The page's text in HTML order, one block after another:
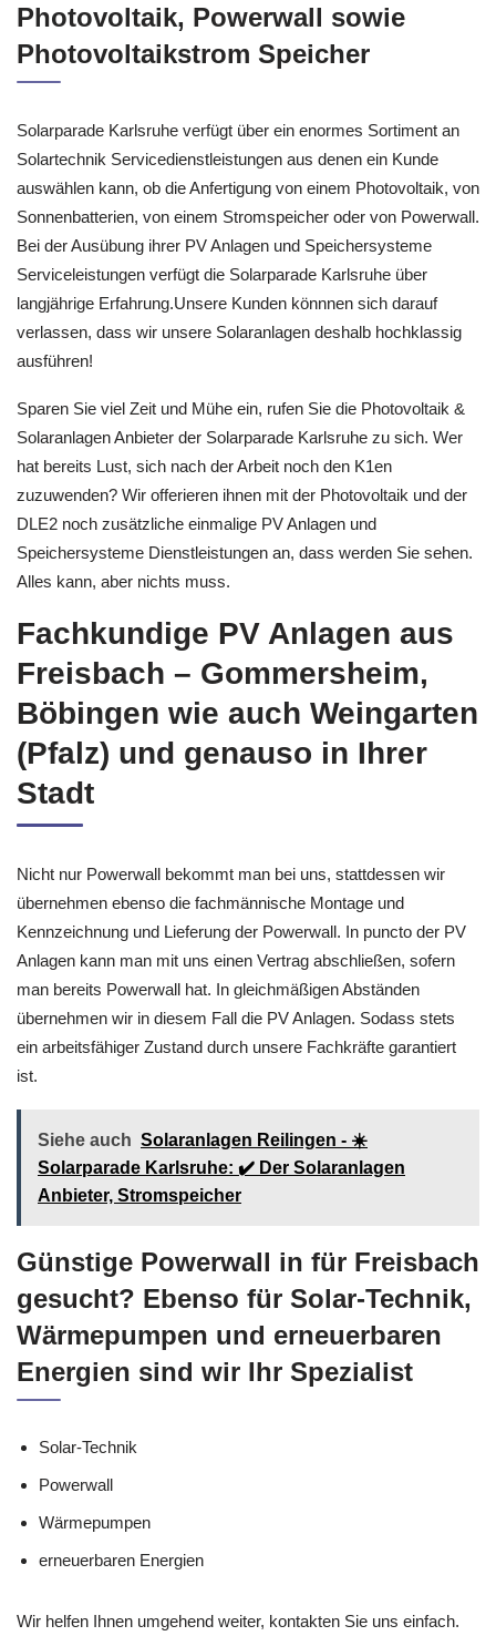
Photovoltaik, Powerwall sowie
Photovoltaikstrom Speicher
Solarparade Karlsruhe verfügt über ein enormes Sortiment an
Solartechnik Servicedienstleistungen aus denen ein Kunde
auswählen kann, ob die Anfertigung von einem Photovoltaik, von
Sonnenbatterien, von einem Stromspeicher oder von Powerwall.
Bei der Ausübung ihrer PV Anlagen und Speichersysteme
Serviceleistungen verfügt die Solarparade Karlsruhe über
langjährige Erfahrung.Unsere Kunden könnnen sich darauf
verlassen, dass wir unsere Solaranlagen deshalb hochklassig
ausführen!
Sparen Sie viel Zeit und Mühe ein, rufen Sie die Photovoltaik &
Solaranlagen Anbieter der Solarparade Karlsruhe zu sich. Wer
hat bereits Lust, sich nach der Arbeit noch den K1en
zuzuwenden? Wir offerieren ihnen mit der Photovoltaik und der
DLE2 noch zusätzliche einmalige PV Anlagen und
Speichersysteme Dienstleistungen an, dass werden Sie sehen.
Alles kann, aber nichts muss.
Fachkundige PV Anlagen aus
Freisbach – Gommersheim,
Böbingen wie auch Weingarten
(Pfalz) und genauso in Ihrer
Stadt
Nicht nur Powerwall bekommt man bei uns, stattdessen wir
übernehmen ebenso die fachmännische Montage und
Kennzeichnung und Lieferung der Powerwall. In puncto der PV
Anlagen kann man mit uns einen Vertrag abschließen, sofern
man bereits Powerwall hat. In gleichmäßigen Abständen
übernehmen wir in diesem Fall die PV Anlagen. Sodass stets
ein arbeitsfähiger Zustand durch unsere Fachkräfte garantiert
ist.
Siehe auch Solaranlagen Reilingen - ☀️
Solarparade Karlsruhe: ✔️ Der Solaranlagen
Anbieter, Stromspeicher
Günstige Powerwall in für Freisbach
gesucht? Ebenso für Solar-Technik,
Wärmepumpen und erneuerbaren
Energien sind wir Ihr Spezialist
Solar-Technik
Powerwall
Wärmepumpen
erneuerbaren Energien
Wir helfen Ihnen umgehend weiter, kontakten Sie uns einfach.